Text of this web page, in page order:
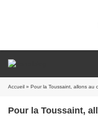
Accueil » Pour la Toussaint, allons au
Pour la Toussaint,